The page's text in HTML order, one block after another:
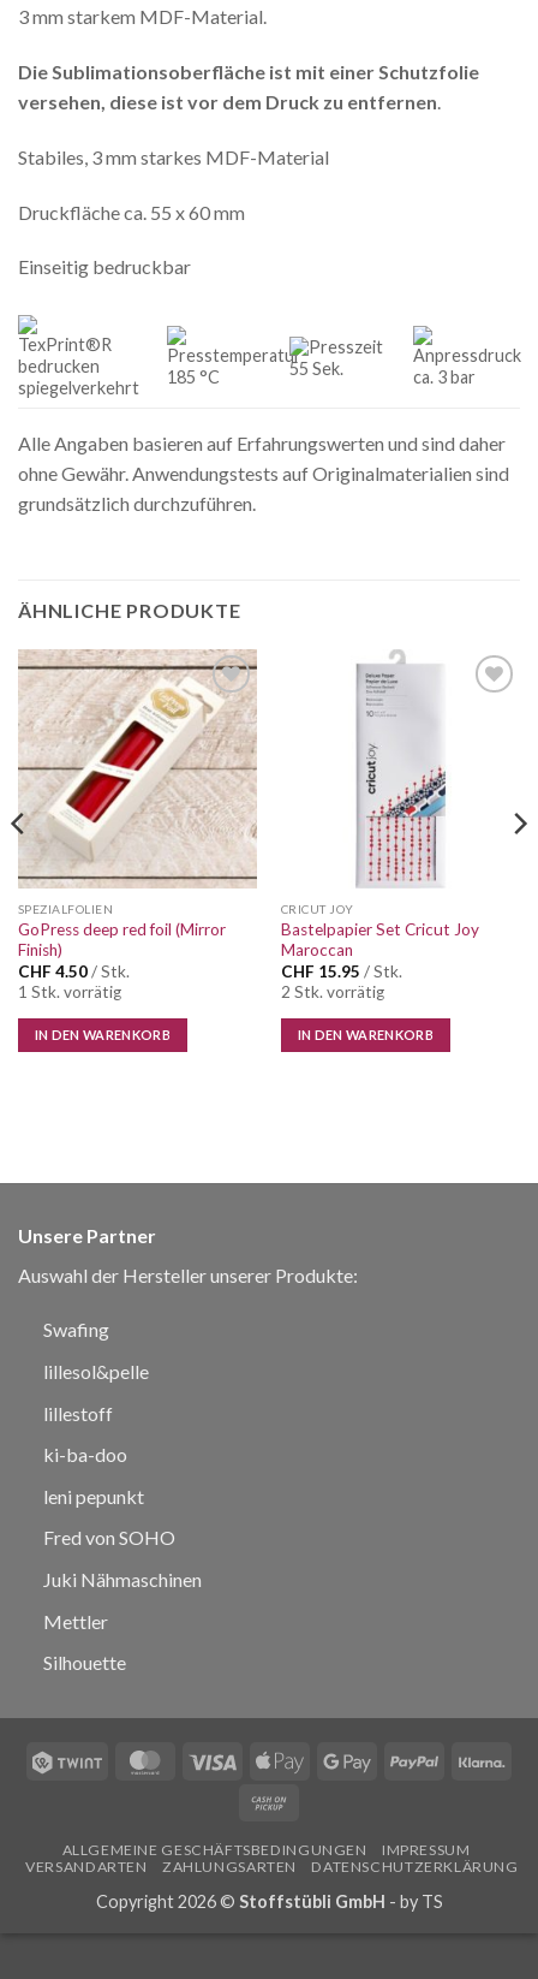
3 mm starkem MDF-Material.
Die Sublimationsoberfläche ist mit einer Schutzfolie
versehen, diese ist vor dem Druck zu entfernen.
Stabiles, 3 mm starkes MDF-Material
Druckfläche ca. 55 x 60 mm
Einseitig bedruckbar
spiegelverkehrt
185 °C 55 Sek. ca. 3 bar
Alle Angaben basieren auf Erfahrungswerten und sind daher
ohne Gewähr. Anwendungstests auf Originalmaterialien sind
grundsätzlich durchzuführen.
ÄHNLICHE PRODUKTE
SPEZIALFOLIEN
GoPress deep red foil (Mirror
Finish)
CHF 4.50/ Stk.
1 Stk. vorrätig
IN DEN WARENKORB
CRICUT JOY
Bastelpapier Set Cricut Joy
Maroccan
CHF 15.95 / Stk.
2 Stk. vorrätig
IN DEN WARENKORB
Unsere Partner
Auswahl der Hersteller unserer Produkte:
Swafing
lillesol&pelle
lillestoff
ki-ba-doo
leni pepunkt
Fred von SOHO
Juki Nähmaschinen
Mettler
Silhouette
Twint MasterCard
Visa
Apple
Google PayPal
Pickup
ALLGEMEINE GESCHÄFTSBEDINGUNGEN
IMPRESSUM
VERSANDARTEN
ZAHLUNGSARTEN DATENSCHUTZERKLÄRUNG
Copyright 2026 © Stoffstübli GmbH - by TS